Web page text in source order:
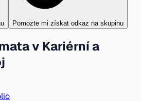
Pomozte mi získat odkaz na skupinu
v Kariérní a